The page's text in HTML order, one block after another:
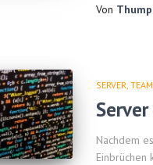
Von
SERVER
Nachdem